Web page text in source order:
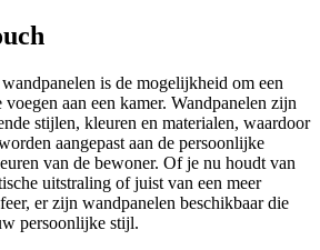
is de mogelijkheid om een
aan een kamer. Wandpanelen zijn
stijlen, kleuren en materialen, waardoor
aangepast aan de persoonlijke
van de bewoner. Of je nu houdt van
uitstraling of juist van een meer
er zijn wandpanelen beschikbaar die
persoonlijke stijl.